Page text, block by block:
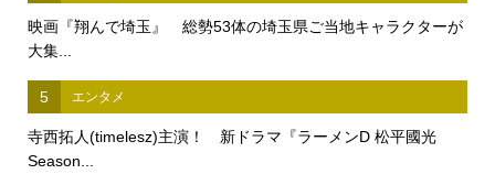
映画『翔んで埼玉』 総勢53体の埼玉県ご当地キャラクターが
大集...
5 エンタメ
寺西拓人(timelesz)主演！ 新ドラマ『ラーメンD 松平國光
Season...